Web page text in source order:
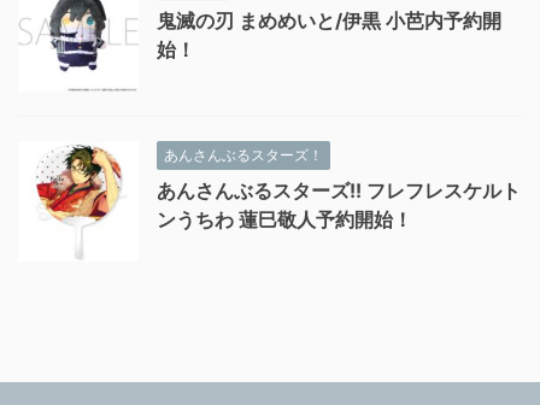
鬼滅の刃 まめめいと/伊黒 小芭内予約開
始！
あんさんぶるスターズ！
あんさんぶるスターズ!! フレフレスケルト
ンうちわ 蓮巳敬人予約開始！